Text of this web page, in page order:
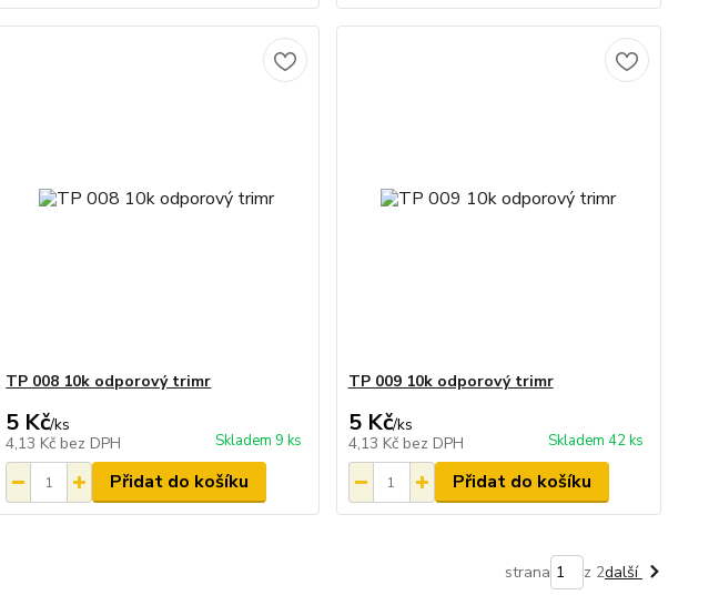
TP 008 10k odporový trimr
5 Kč/ks
4,13 Kč bez DPH Skladem 9 ks
Přidat do košíku
TP 009 10k odporový trimr
5 Kč/ks
4,13 Kč bez DPH Skladem 42 ks
Přidat do košíku
strana z 2další